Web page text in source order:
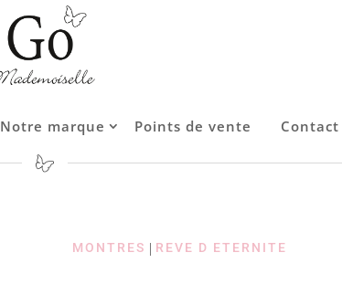
Notre marque Points de vente
Contact
MONTRES | REVE D ETERNITE